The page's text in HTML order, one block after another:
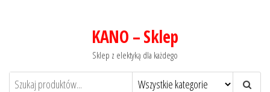
KANO – Sklep
Sklep z elektyką dla każdego